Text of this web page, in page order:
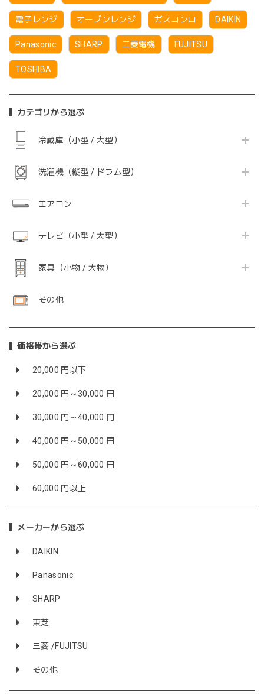
電子レンジ オーブンレンジ ガスコンロ DAIKIN
Panasonic SHARP 三菱電機 FUJITSU
TOSHIBA
カテゴリから選ぶ
冷蔵庫（小型 / 大型）
洗濯機（縦型 / ドラム型）
エアコン
テレビ（小型 / 大型）
家具（小物 / 大物）
その他
価格帯から選ぶ
20,000 円以下
20,000 円～30,000 円
30,000 円～40,000 円
40,000 円～50,000 円
50,000 円～60,000 円
60,000 円以上
メーカーから選ぶ
DAIKIN
Panasonic
SHARP
東芝
三菱 /FUJITSU
その他